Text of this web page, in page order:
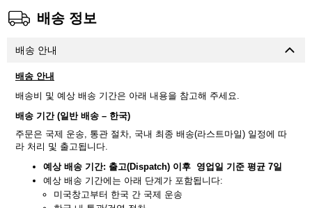
배송 정보
배송 안내
배송 안내
배송비 및 예상 배송 기간은 아래 내용을 참고해 주세요.
배송 기간(일반 배송 – 한국)
주문은 국제 운송, 통관 절차, 국내 최종 배송(라스트마일) 일정에 따
라 처리 및 출고됩니다.
예상 배송 기간: 출고(Dispatch) 이후 영업일 기준 평균 7일
예상 배송 기간에는 아래 단계가 포함됩니다:
미국창고부터 한국 간 국제 운송